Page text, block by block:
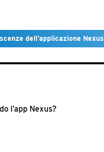
dell’applicazione Nexus
l’app Nexus?